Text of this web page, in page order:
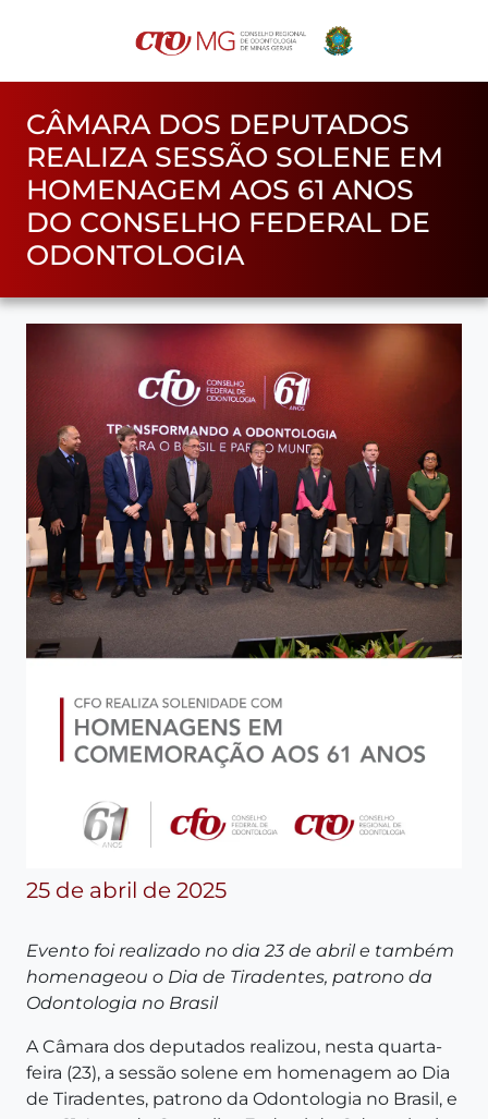
CÂMARA DOS DEPUTADOS
REALIZA SESSÃO SOLENE EM
HOMENAGEM AOS 61 ANOS
DO CONSELHO FEDERAL DE
ODONTOLOGIA
25 de abril de 2025
Evento foi realizado no dia 23 de abril e também
homenageou o Dia de Tiradentes, patrono da
Odontologia no Brasil
A Câmara dos deputados realizou, nesta quarta-
feira (23), a sessão solene em homenagem ao Dia
de Tiradentes, patrono da Odontologia no Brasil, e